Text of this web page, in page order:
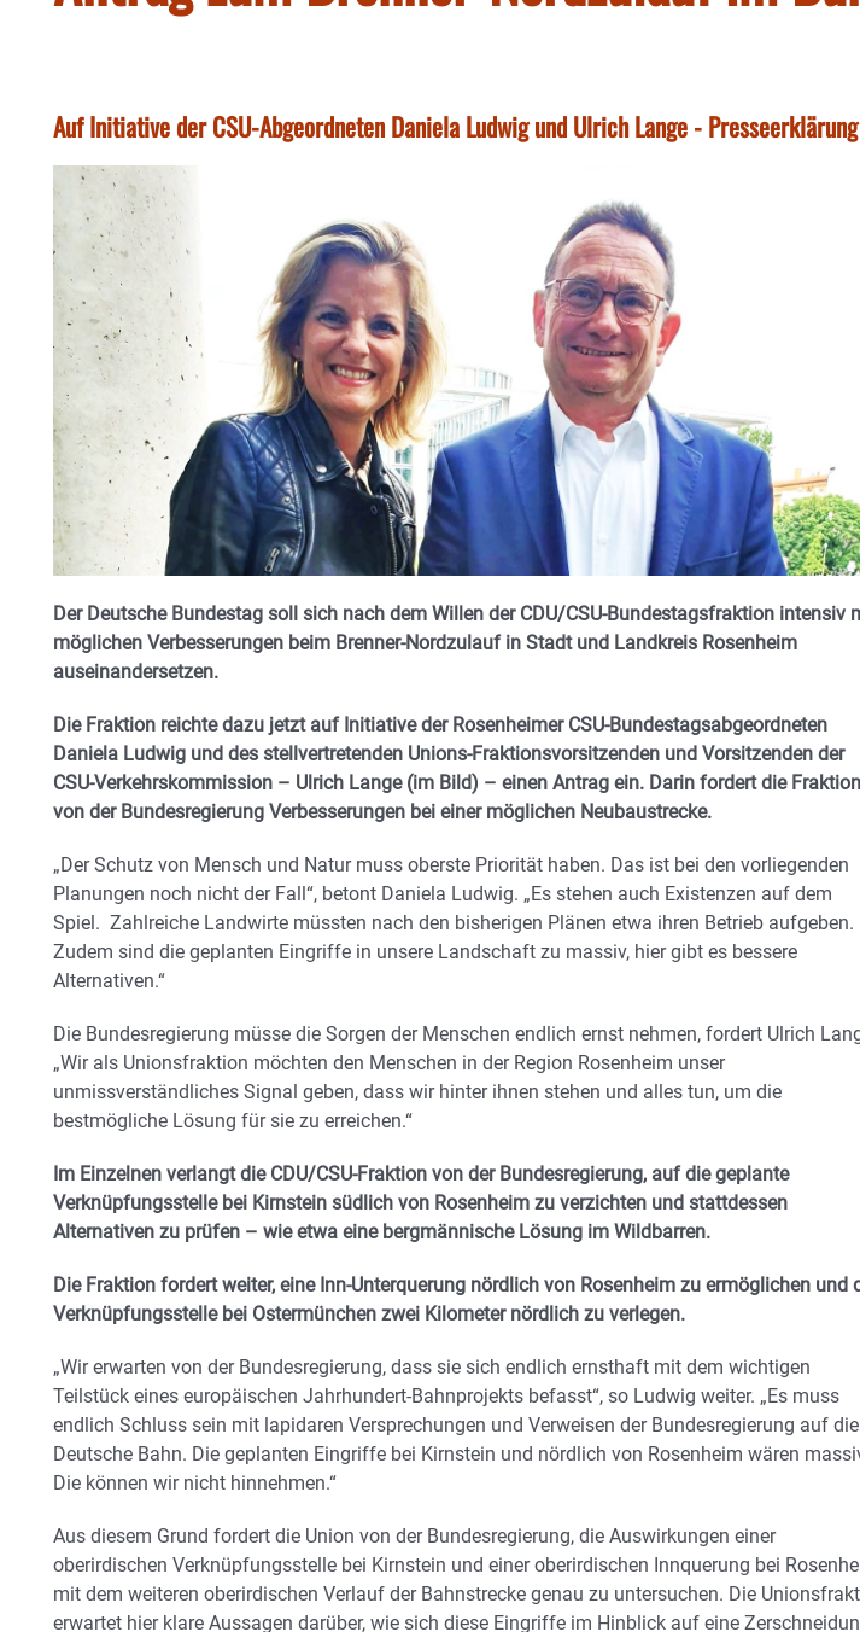
Auf Initiative der CSU-Abgeordneten Daniela Ludwig und Ulrich Lange - Presseerklärung
Der Deutsche Bundestag soll sich nach dem Willen der CDU/CSU-Bundestagsfraktion intensiv
möglichen Verbesserungen beim Brenner-Nordzulauf in Stadt und Landkreis Rosenheim
auseinandersetzen.
Die Fraktion reichte dazu jetzt auf Initiative der Rosenheimer CSU-Bundestagsabgeordneten
Daniela Ludwig und des stellvertretenden Unions-Fraktionsvorsitzenden und Vorsitzenden der
CSU-Verkehrskommission – Ulrich Lange (im Bild) – einen Antrag ein. Darin fordert die Fraktion
von der Bundesregierung Verbesserungen bei einer möglichen Neubaustrecke.
„Der Schutz von Mensch und Natur muss oberste Priorität haben. Das ist bei den vorliegenden
Planungen noch nicht der Fall“, betont Daniela Ludwig. „Es stehen auch Existenzen auf dem
Spiel. Zahlreiche Landwirte müssten nach den bisherigen Plänen etwa ihren Betrieb aufgeben.
Zudem sind die geplanten Eingriffe in unsere Landschaft zu massiv, hier gibt es bessere
Alternativen.“
Die Bundesregierung müsse die Sorgen der Menschen endlich ernst nehmen, fordert Ulrich
„Wir als Unionsfraktion möchten den Menschen in der Region Rosenheim unser
unmissverständliches Signal geben, dass wir hinter ihnen stehen und alles tun, um die
bestmögliche Lösung für sie zu erreichen.“
Im Einzelnen verlangt die CDU/CSU-Fraktion von der Bundesregierung, auf die geplante
Verknüpfungsstelle bei Kirnstein südlich von Rosenheim zu verzichten und stattdessen
Alternativen zu prüfen – wie etwa eine bergmännische Lösung im Wildbarren.
Die Fraktion fordert weiter, eine Inn-Unterquerung nördlich von Rosenheim zu ermöglichen und
Verknüpfungsstelle bei Ostermünchen zwei Kilometer nördlich zu verlegen.
„Wir erwarten von der Bundesregierung, dass sie sich endlich ernsthaft mit dem wichtigen
Teilstück eines europäischen Jahrhundert-Bahnprojekts befasst“, so Ludwig weiter. „Es muss
endlich Schluss sein mit lapidaren Versprechungen und Verweisen der Bundesregierung auf die
Deutsche Bahn. Die geplanten Eingriffe bei Kirnstein und nördlich von Rosenheim wären
Die können wir nicht hinnehmen.“
Aus diesem Grund fordert die Union von der Bundesregierung, die Auswirkungen einer
oberirdischen Verknüpfungsstelle bei Kirnstein und einer oberirdischen Innquerung bei
mit dem weiteren oberirdischen Verlauf der Bahnstrecke genau zu untersuchen. Die
erwartet hier klare Aussagen darüber, wie sich diese Eingriffe im Hinblick auf eine